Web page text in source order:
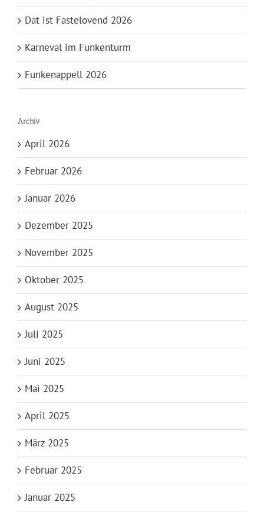
Dat ist Fastelovend 2026
Karneval im Funkenturm
Funkenappell 2026
Archiv
April 2026
Februar 2026
Januar 2026
Dezember 2025
November 2025
Oktober 2025
August 2025
Juli 2025
Juni 2025
Mai 2025
April 2025
März 2025
Februar 2025
Januar 2025